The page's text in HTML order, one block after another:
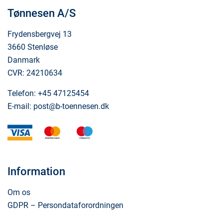
Tønnesen A/S
Frydensbergvej 13
3660 Stenløse
Danmark
CVR: 24210634
Telefon: +45 47125454
E-mail: post@b-toennesen.dk
visa mastercard
Information
Om os
GDPR – Persondataforordningen